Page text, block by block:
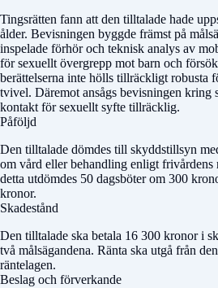
Tingsrätten fann att den tilltalade hade
ålder. Bevisningen byggde främst på
inspelade förhör och teknisk analys av
för sexuellt övergrepp mot barn och
berättelserna inte hölls tillräckligt robusta
tvivel. Däremot ansågs bevisningen kring
kontakt för sexuellt syfte tillräcklig.
Påföljd
Den tilltalade dömdes till skyddstillsyn
om vård eller behandling enligt
detta utdömdes 50 dagsböter om 300
kronor.
Skadestånd
Den tilltalade ska betala 16 300 kronor i
två målsägandena. Ränta ska utgå från
räntelagen.
Beslag och förverkande